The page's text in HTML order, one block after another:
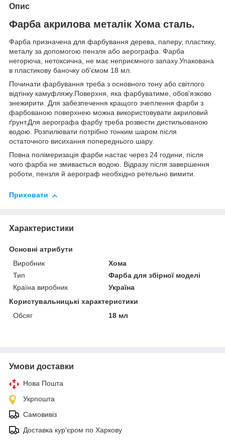
Опис
Фарба акрилова металік Хома сталь.
Фарба призначена для фарбування дерева, паперу, пластику,
металу за допомогою пензля або аерографа. Фарба
негорюча, нетоксична, не має неприємного запаху.Упакована
в пластикову баночку об'ємом 18 мл.
Починати фарбування треба з основного тону або світлого
відтінку камуфляжу.Поверхня, яка фарбуватиме, обов'язково
знежирити. Для забезпечення кращого зчеплення фарби з
фарбованою поверхнею можна використовувати акриловий
ґрунт.Для аерографа фарбу треба розвести дистильованою
водою. Розпилювати потрібно тонким шаром після
остаточного висихання попереднього шару.
Повна полімеризація фарби настає через 24 години, після
чого фарба не змивається водою. Відразу після завершення
роботи, пензля й аерограф необхідно ретельно вимити.
Приховати
Характеристики
Основні атрибути
Виробник
Хома
Тип
Фарба для збірної моделі
Країна виробник
Україна
Користувальницькі характеристики
Обсяг
18 мл
Умови доставки
Нова Пошта
Укрпошта
Самовивіз
Доставка кур'єром по Харкову